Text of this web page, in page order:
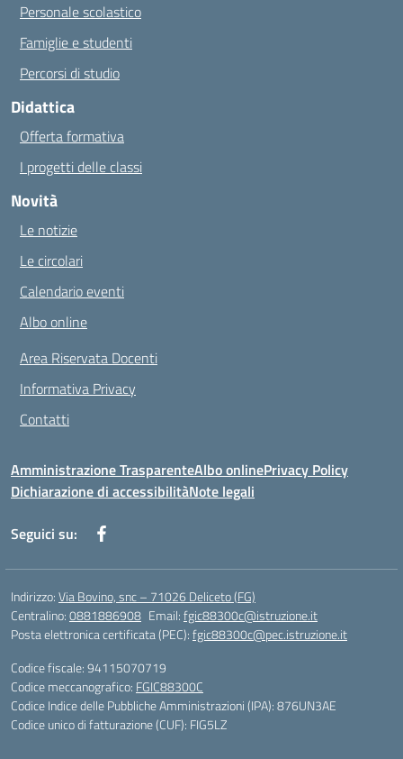
Personale scolastico
Famiglie e studenti
Percorsi di studio
Didattica
Offerta formativa
I progetti delle classi
Novità
Le notizie
Le circolari
Calendario eventi
Albo online
Area Riservata Docenti
Informativa Privacy
Contatti
Amministrazione TrasparenteAlbo onlinePrivacy Policy
Dichiarazione di accessibilitàNote legali
Seguici su:
Indirizzo:Via Bovino, snc – 71026 Deliceto (FG)
Centralino:0881886908 Email:fgic88300c@istruzione.it
Posta elettronica certificata (PEC):fgic88300c@pec.istruzione.it
Codice fiscale: 94115070719
Codice meccanografico: FGIC88300C
Codice Indice delle Pubbliche Amministrazioni (IPA): 876UN3AE
Codice unico di fatturazione (CUF): FIG5LZ